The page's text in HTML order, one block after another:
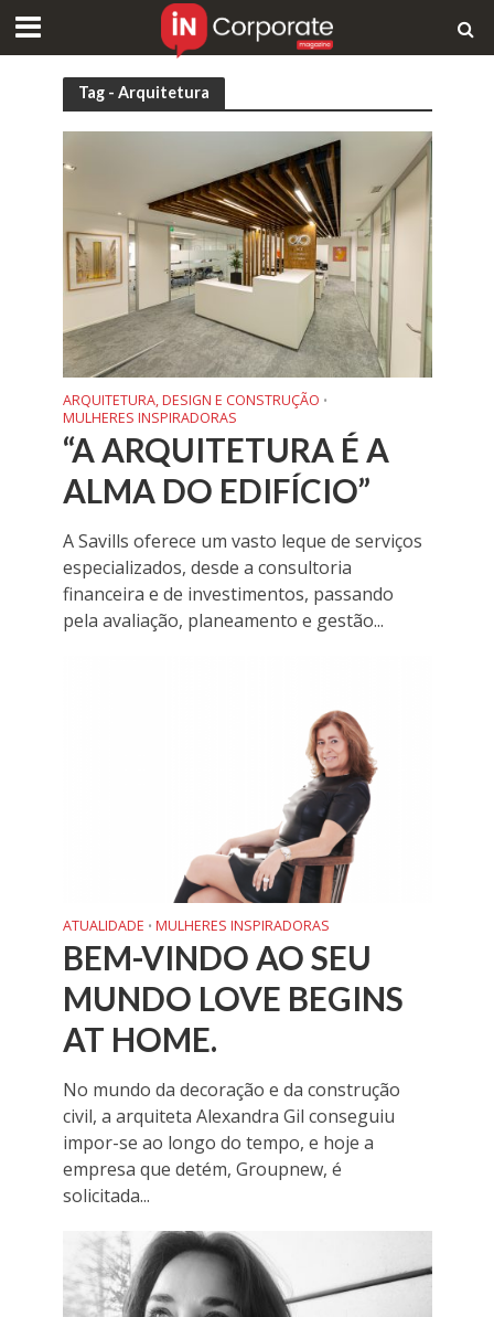
Tag - Arquitetura
ARQUITETURA, DESIGN E CONSTRUÇÃO •
MULHERES INSPIRADORAS
“A ARQUITETURA É A
ALMA DO EDIFÍCIO”
A Savills oferece um vasto leque de serviços
especializados, desde a consultoria
financeira e de investimentos, passando
pela avaliação, planeamento e gestão...
ATUALIDADE • MULHERES INSPIRADORAS
BEM-VINDO AO SEU
MUNDO LOVE BEGINS
AT HOME.
No mundo da decoração e da construção
civil, a arquiteta Alexandra Gil conseguiu
impor-se ao longo do tempo, e hoje a
empresa que detém, Groupnew, é
solicitada...